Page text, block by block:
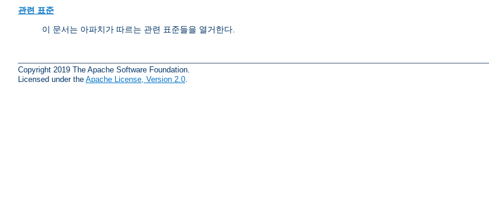
관련 표준
이 문서는 아파치가 따르는 관련 표준들을 열거한다.
Copyright 2019 The Apache Software Foundation.
Licensed under the Apache License, Version 2.0